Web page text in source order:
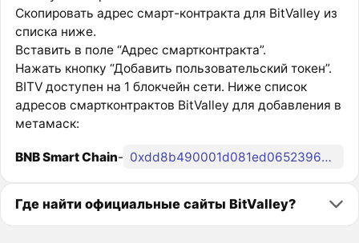
Скопировать адрес смарт-контракта для BitValley из
списка ниже.
Вставить в поле “Адрес смартконтракта”.
Нажать кнопку “Добавить пользовательский токен”.
BITV доступен на 1 блокчейн сети. Ниже список
адресов смартконтрактов BitValley для добавления в
метамаск:
BNB Smart Chain- 0xdd8b490001d081ed065239644dae8d1a77b8a91f
Где найти официальные сайты BitValley?